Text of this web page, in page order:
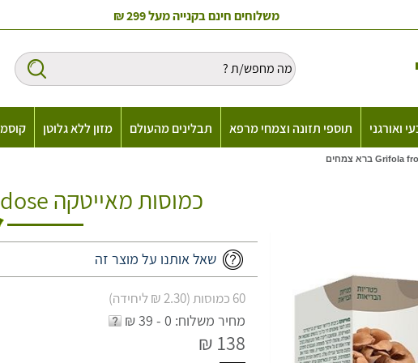
משלוחים חינם בקנייה מעל 299 ₪
ואורגני תוספי תזונה וצמחי מרפא תבלינים מהעולם מזון ללא גלוטן
כמוסות מאייטקה Grifola frondose ברא צמחים
שאל אותנו על מוצר זה
60 כמוסות (2.30 ₪ ליחידה)
מחיר משלוח: 0 - 39 ₪
138 ₪